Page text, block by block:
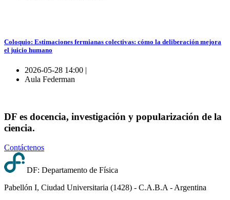
Coloquio: Estimaciones fermianas colectivas: cómo la deliberación mejora
el juicio humano
2026-05-28 14:00 |
Aula Federman
DF es docencia, investigación y popularización de la
ciencia.
Contáctenos
DF: Departamento de Física
Pabellón I, Ciudad Universitaria (1428) - C.A.B.A - Argentina